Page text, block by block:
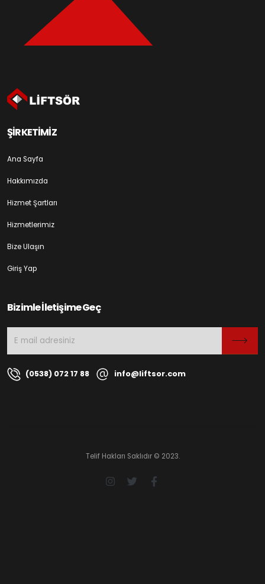
ŞİRKETİMİZ
Ana Sayfa
Hakkımızda
Hizmet Şartları
Hizmetlerimiz
Bize Ulaşın
Giriş Yap
Bizimle İletişime Geç
(0538) 072 17 88 info@liftsor.com
Telif Hakları Saklıdır © 2023.